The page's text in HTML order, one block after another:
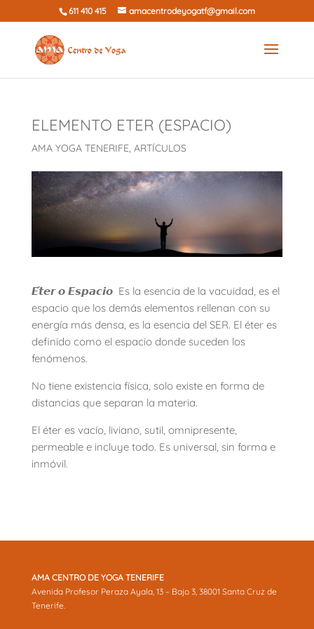
611 410 415 amacentrodeyogatf@gmail.com
ELEMENTO ETER (ESPACIO)
AMA YOGA TENERIFE, ARTÍCULOS
𝙀́𝙩𝙚𝙧 𝙤 𝙀𝙨𝙥𝙖𝙘𝙞𝙤 Es la esencia de la vacuidad, es el
espacio que los demás elementos rellenan con su
energía más densa, es la esencia del SER. El éter es
definido como el espacio donde suceden los
fenómenos.
No tiene existencia física, solo existe en forma de
distancias que separan la materia.
El éter es vacío, liviano, sutil, omnipresente,
permeable e incluye todo. Es universal, sin forma e
inmóvil.
AMA CENTRO DE YOGA TENERIFE
Avenida Profesor Peraza Ayala, 13 – Bajo 3, 38001 Santa Cruz de
Tenerife.